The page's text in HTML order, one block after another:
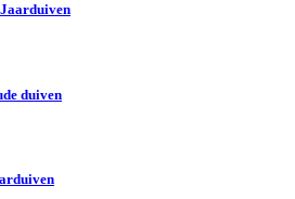
duiven